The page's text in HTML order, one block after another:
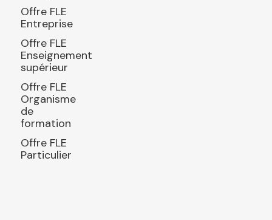
Offre FLE
Entreprise
Offre FLE
Enseignement
supérieur
Offre FLE
Organisme
de
formation
Offre FLE
Particulier